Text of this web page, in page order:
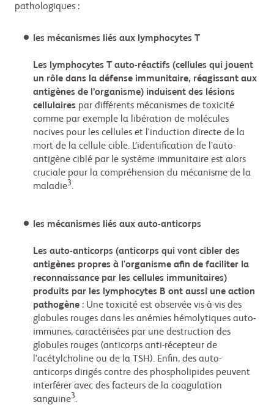
pathologiques :
les mécanismes liés aux lymphocytes T
Les lymphocytes T auto-réactifs (cellules qui jouent
un rôle dans la défense immunitaire, réagissant aux
antigènes de l’organisme) induisent des lésions
cellulaires par différents mécanismes de toxicité
comme par exemple la libération de molécules
nocives pour les cellules et l'induction directe de la
mort de la cellule cible. L’identification de l’auto-
antigène ciblé par le système immunitaire est alors
cruciale pour la compréhension du mécanisme de la
maladie3.
les mécanismes liés aux auto-anticorps
Les auto-anticorps (anticorps qui vont cibler des
antigènes propres à l'organisme afin de faciliter la
reconnaissance par les cellules immunitaires)
produits par les lymphocytes B ont aussi une action
pathogène : Une toxicité est observée vis-à-vis des
globules rouges dans les anémies hémolytiques auto-
immunes, caractérisées par une destruction des
globules rouges (anticorps anti-récepteur de
l'acétylcholine ou de la TSH). Enfin, des auto-
anticorps dirigés contre des phospholipides peuvent
interférer avec des facteurs de la coagulation
sanguine3.